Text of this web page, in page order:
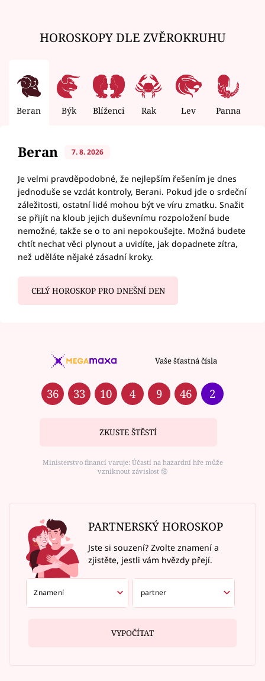
HOROSKOPY DLE ZVĚROKRUHU
Beran Býk Blíženci Rak Lev Panna
Beran 7. 8. 2026
Je velmi pravděpodobné, že nejlepším řešením je dnes
jednoduše se vzdát kontroly, Berani. Pokud jde o srdeční
záležitosti, ostatní lidé mohou být ve víru zmatku. Snažit
se přijít na kloub jejich duševnímu rozpoložení bude
nemožné, takže se o to ani nepokoušejte. Možná budete
chtít nechat věci plynout a uvidíte, jak dopadnete zítra,
než uděláte nějaké zásadní kroky.
CELÝ HOROSKOP PRO DNEŠNÍ DEN
Vaše šťastná čísla
36 33 10 4 9 46 2
ZKUSTE ŠTĚSTÍ
Ministerstvo financí varuje: Účastí na hazardní hře může
vzniknout závislost ⑱
PARTNERSKÝ HOROSKOP
Jste si souzení? Zvolte znamení a
zjistěte, jestli vám hvězdy přejí.
VYPOČÍTAT